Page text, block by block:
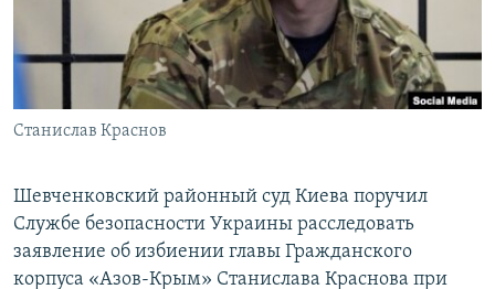
ПОБЕДИТЕЛЕЙ НЕ СУДЯТ?
КРЫМ.НЕПОКОРЕННЫЙ
ELIFBE
УКРАИНСКАЯ ПРОБЛЕМА КРЫМА
ПРИСОЕДИНЯЙТЕСЬ!
Станислав Краснов
Шевченковский районный суд Киева поручил
Службе безопасности Украины расследовать
заявление об избиении главы Гражданского
корпуса «Азов-Крым» Станислава Краснова при